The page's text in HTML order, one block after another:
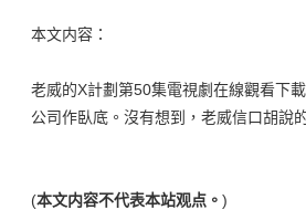
本文内容：
老威的X計劃第50集電視劇在線觀看下
公司作臥底。沒有想到，老威信口胡說
(本文内容不代表本站观点。 )